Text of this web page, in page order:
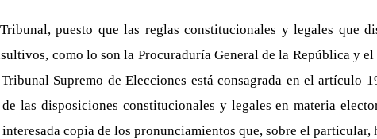
puesto que las reglas constitucionales y legales que
como lo son la Procuraduría General de la República y
Supremo de Elecciones está consagrada en el artículo
las disposiciones constitucionales y legales en materia
copia de los pronunciamientos que, sobre el particular,